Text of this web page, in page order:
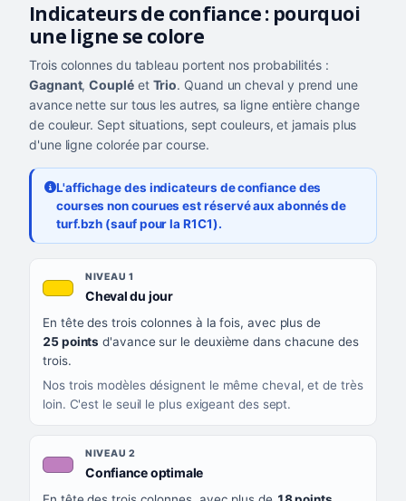
Indicateurs de confiance : pourquoi
une ligne se colore
Trois colonnes du tableau portent nos probabilités :
Gagnant,Coupléet Trio. Quand un cheval y prend une
avance nette sur tous les autres, sa ligne entière change
de couleur. Sept situations, sept couleurs, et jamais plus
d'une ligne colorée par course.
L'affichage des indicateurs de confiance des
courses non courues est réservé aux abonnés de
turf.bzh (sauf pour la R1C1).
QUAND LA LIGNE PREND CETTE COULEUR
CE QUE CELA VOUS DIT
NIVEAU 1
Cheval du jour, couleur jaune or
En tête des trois colonnes à la fois, avec plus de
25 points d'avance sur le deuxième dans chacune des
trois.
Nos trois modèles désignent le même cheval, et de très
loin. C'est le seuil le plus exigeant des sept.
NIVEAU 2
Confiance optimale, couleur mauve